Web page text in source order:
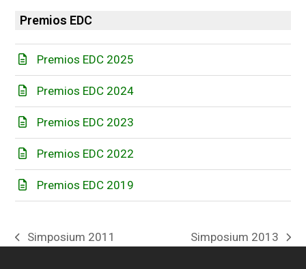
Premios EDC
Premios EDC 2025
Premios EDC 2024
Premios EDC 2023
Premios EDC 2022
Premios EDC 2019
previous
Simposium 2011
next
Simposium 2013